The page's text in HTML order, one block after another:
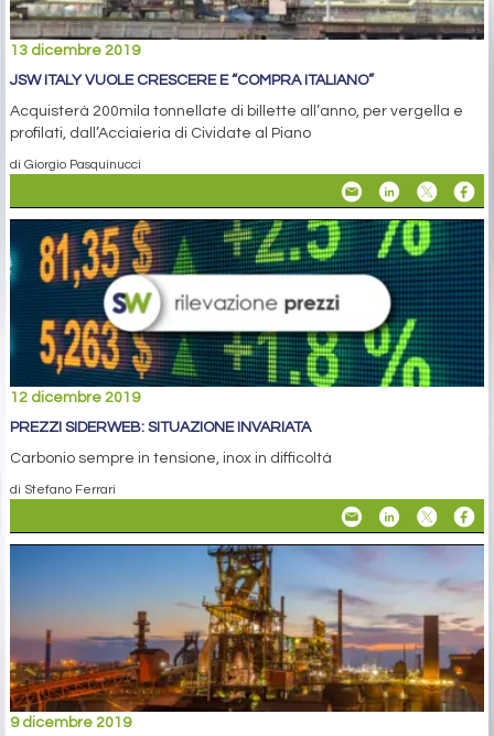
13 dicembre 2019
JSW ITALY VUOLE CRESCERE E “COMPRA ITALIANO”
Acquisterà 200mila tonnellate di billette all’anno, per vergella e
profilati, dall’Acciaieria di Cividate al Piano
di Giorgio Pasquinucci
12 dicembre 2019
PREZZI SIDERWEB: SITUAZIONE INVARIATA
Carbonio sempre in tensione, inox in difficoltà
di Stefano Ferrari
9 dicembre 2019